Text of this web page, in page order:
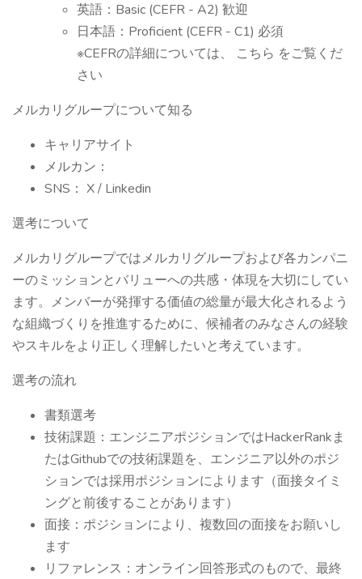
英語：Basic (CEFR - A2) 歓迎
日本語：Proficient (CEFR - C1) 必須
※CEFRの詳細については、 こちら をご覧くだ
さい
メルカリグループについて知る
キャリアサイト
メルカン：
SNS： X / Linkedin
選考について
メルカリグループではメルカリグループおよび各カンパニ
ーのミッションとバリューへの共感・体現を大切にしてい
ます。メンバーが発揮する価値の総量が最大化されるよう
な組織づくりを推進するために、候補者のみなさんの経験
やスキルをより正しく理解したいと考えています。
選考の流れ
書類選考
技術課題：エンジニアポジションではHackerRankま
たはGithubでの技術課題を、エンジニア以外のポジ
ションでは採用ポジションによります（面接タイミ
ングと前後することがあります）
面接：ポジションにより、複数回の面接をお願いし
ます
リファレンス：オンライン回答形式のもので、最終